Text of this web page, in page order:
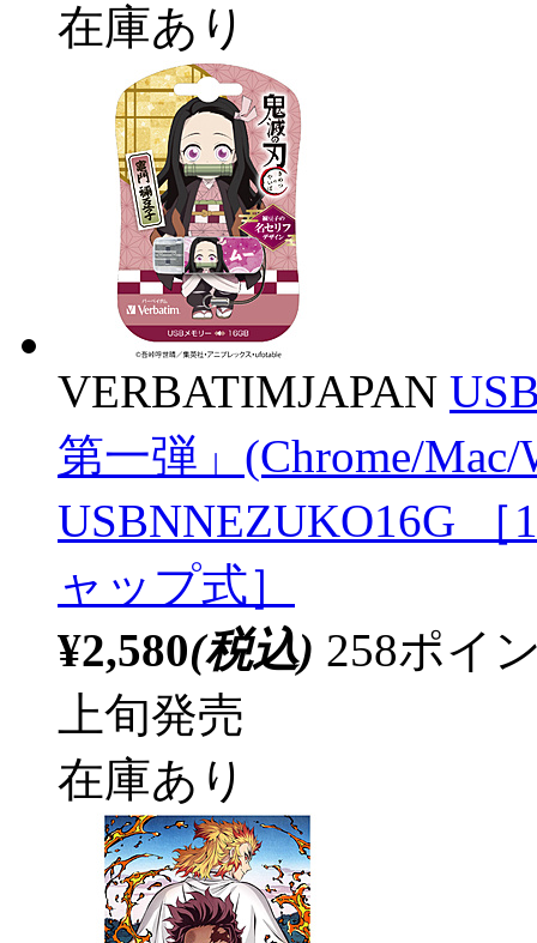
在庫あり
VERBATIMJAPAN
第一弾」(Chrome/
USBNNEZUKO16G ［
ャップ式］
¥2,580(税込) 258ポイ
上旬発売
在庫あり